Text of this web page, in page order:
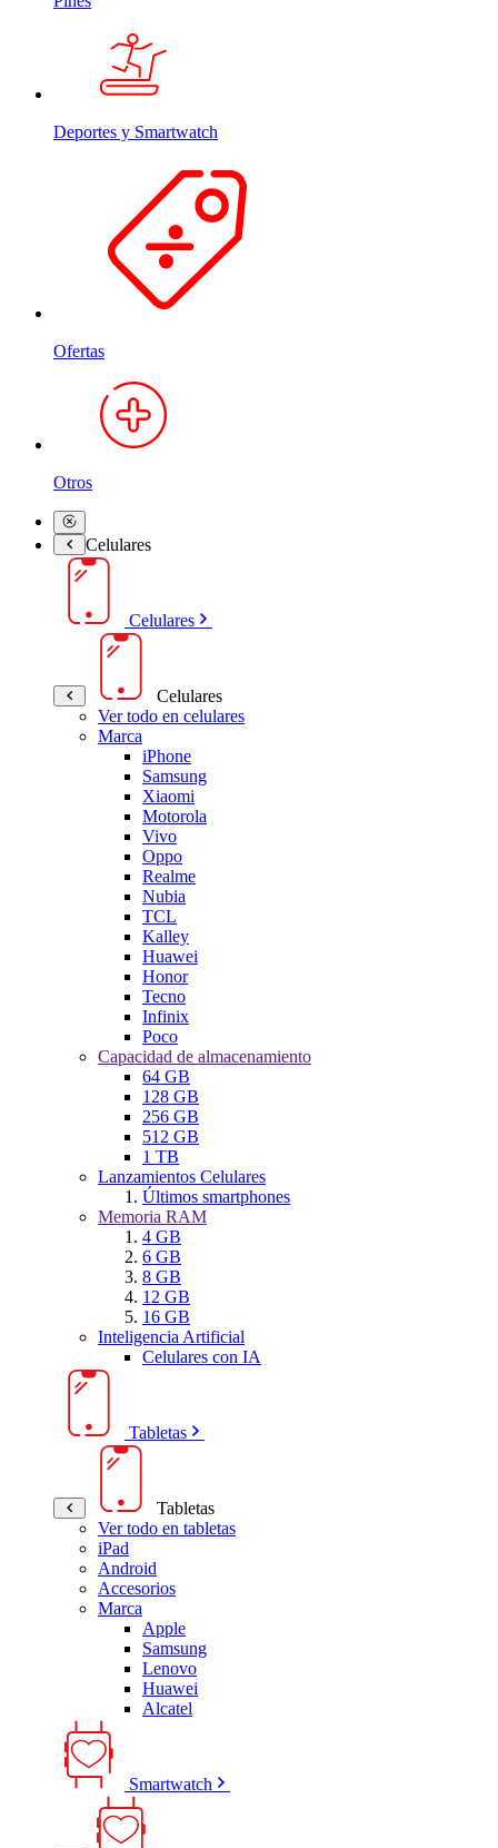
Deportes y Smartwatch
Ofertas
Otros
Celulares
Celulares
Celulares
Ver todo en celulares
Marca
iPhone
Samsung
Xiaomi
Motorola
Vivo
Oppo
Realme
Nubia
TCL
Kalley
Huawei
Honor
Tecno
Infinix
Poco
Capacidad de almacenamiento
64 GB
128 GB
256 GB
512 GB
1 TB
Lanzamientos Celulares
Últimos smartphones
Memoria RAM
4 GB
6 GB
8 GB
12 GB
16 GB
Inteligencia Artificial
Celulares con IA
Tabletas
Tabletas
Ver todo en tabletas
iPad
Android
Accesorios
Marca
Apple
Samsung
Lenovo
Huawei
Alcatel
Smartwatch